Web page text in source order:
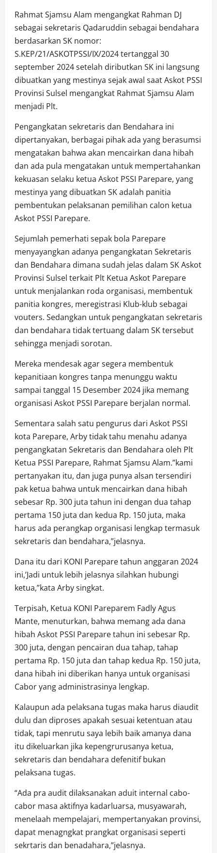
Rahmat Sjamsu Alam mengangkat Rahman DJ
sebagai sekretaris Qadaruddin sebagai bendahara
berdasarkan SK nomor:
S.KEP/21/ASKOTPSSI/IX/2024 tertanggal 30
september 2024 setelah diributkan SK ini langsung
dibuatkan yang mestinya sejak awal saat Askot PSSI
Provinsi Sulsel mengangkat Rahmat Sjamsu Alam
menjadi Plt.
Pengangkatan sekretaris dan Bendahara ini
dipertanyakan, berbagai pihak ada yang berasumsi
mengatakan bahwa akan mencairkan dana hibah
dan ada pula mengatakan untuk mempertahankan
kekuasan selaku ketua Askot PSSI Parepare, yang
mestinya yang dibuatkan SK adalah panitia
pembentukan pelaksanan pemilihan calon ketua
Askot PSSI Parepare.
Sejumlah pemerhati sepak bola Parepare
menyayangkan adanya pengangkatan Sekretaris
dan Bendahara dimana sudah jelas dalam SK Askot
Provinsi Sulsel terkait Plt Ketua Askot Parepare
untuk menjalankan roda organisasi, membentuk
panitia kongres, meregistrasi Klub-klub sebagai
vouters. Sedangkan untuk pengangkatan sekretaris
dan bendahara tidak tertuang dalam SK tersebut
sehingga menjadi sorotan.
Mereka mendesak agar segera membentuk
kepanitiaan kongres tanpa menunggu waktu
sampai tanggal 15 Desember 2024 jika memang
organisasi Askot PSSI Parepare berjalan normal.
Sementara salah satu pengurus dari Askot PSSI
kota Parepare, Arby tidak tahu menahu adanya
pengangkatan Sekretaris dan Bendahara oleh Plt
Ketua PSSI Parepare, Rahmat Sjamsu Alam.”kami
pertanyakan itu, dan juga punya alsan tersendiri
pak ketua bahwa untuk mencairkan dana hibah
sebesar Rp. 300 juta tahun ini dengan dua tahap
pertama 150 juta dan kedua Rp. 150 juta, maka
harus ada perangkap organisasi lengkap termasuk
sekretaris dan bendahara,”jelasnya.
Dana itu dari KONI Parepare tahun anggaran 2024
ini,’Jadi untuk lebih jelasnya silahkan hubungi
ketua,”kata Arby singkat.
Terpisah, Ketua KONI Pareparem Fadly Agus
Mante, menuturkan, bahwa memang ada dana
hibah Askot PSSI Parepare tahun ini sebesar Rp.
300 juta, dengan pencairan dua tahap, tahap
pertama Rp. 150 juta dan tahap kedua Rp. 150 juta,
dana hibah ini diberikan hanya untuk organisasi
Cabor yang administrasinya lengkap.
Kalaupun ada pelaksana tugas maka harus diaudit
dulu dan diproses apakah sesuai ketentuan atau
tidak, tapi menrutu saya lebih baik amanya dana
itu dikeluarkan jika kepengrurusanya ketua,
sekretaris dan bendahara defenitif bukan
pelaksana tugas.
“Ada pra audit dilaksanakan aduit internal cabo-
cabor masa aktifnya kadarluarsa, musyawarah,
menelaah mempelajari, mempertanyakan provinsi,
dapat menagngkat prangkat organisasi seperti
sekrtaris dan benadahara,”jelasnya.